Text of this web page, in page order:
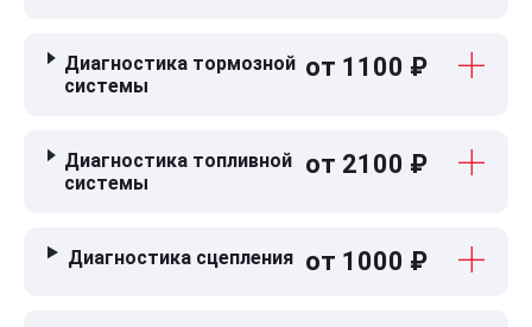
Диагностика тормозной
системы
от 1100 ₽
Диагностика топливной
системы
от 2100 ₽
Диагностика сцепления от 1000 ₽